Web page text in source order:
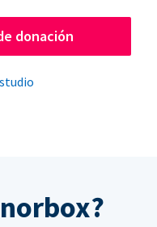
donación